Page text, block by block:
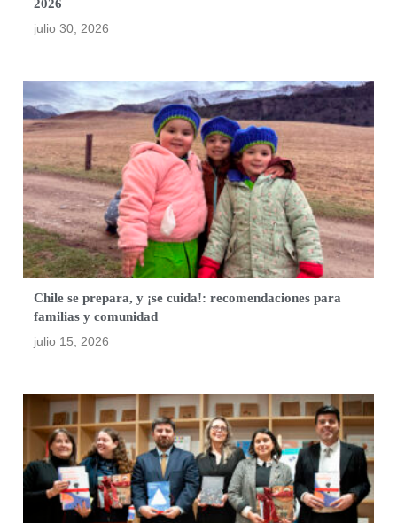
2026
julio 30, 2026
Chile se prepara, y ¡se cuida!: recomendaciones para
familias y comunidad
julio 15, 2026